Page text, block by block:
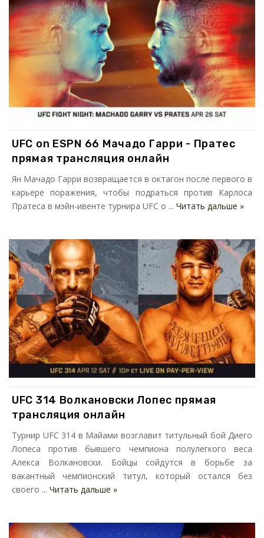
UFC on ESPN 66 Мачадо Гарри - Пратес
прямая трансляция онлайн
Ян Мачадо Гарри возвращается в октагон после первого в
карьере поражения, чтобы подраться против Карлоса
Пратеса в мэйн-ивенте турнира UFC o ... Читать дальше »
UFC 314 Волкановски Лопес прямая
трансляция онлайн
Турнир UFC 314 в Майами возглавит титульный бой Диего
Лопеса против бывшего чемпиона полулегкого веса
Алекса Волкановски. Бойцы сойдутся в борьбе за
вакантный чемпионский титул, который остался без
своего ... Читать дальше »